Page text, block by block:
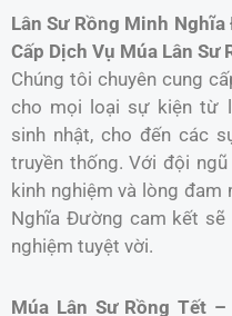
Lân Sư Rồng Minh
Cấp Dịch Vụ Múa Lân Sư
Chúng tôi chuyên cung
cho mọi loại sự kiện từ
sinh nhật, cho đến các
truyền thống. Với đội
kinh nghiệm và lòng đam
Nghĩa Đường cam kết
nghiệm tuyệt vời.
Múa Lân Sư Rồng Tết